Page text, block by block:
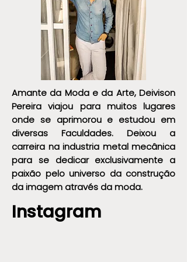
Amante da Moda e da Arte, Deivison
Pereira viajou para muitos lugares
onde se aprimorou e estudou em
diversas Faculdades. Deixou a
carreira na industria metal mecânica
para se dedicar exclusivamente a
paixão pelo universo da construção
da imagem através da moda.
Instagram